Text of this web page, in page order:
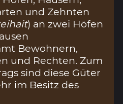
und Zehnten
) an zwei Höfen
Bewohnern,
und Rechten. Zum
sind diese Güter
im Besitz des